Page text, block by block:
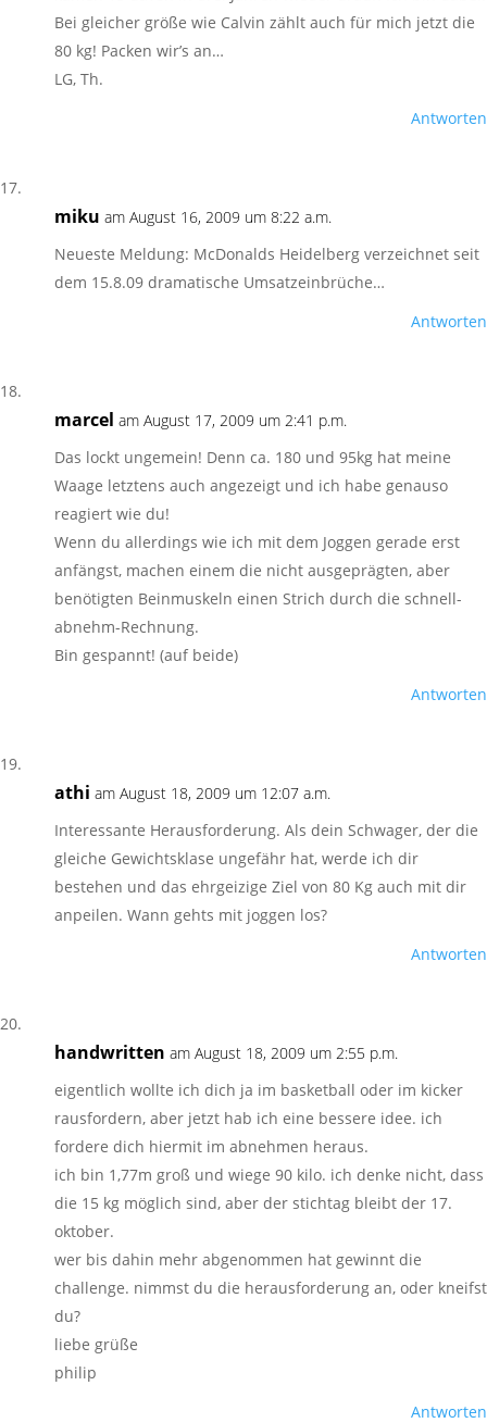
Bei gleicher größe wie Calvin zählt auch für mich jetzt die
80 kg! Packen wir’s an…
LG, Th.
Antworten
miku am August 16, 2009 um 8:22 a.m.
Neueste Meldung: McDonalds Heidelberg verzeichnet seit
dem 15.8.09 dramatische Umsatzeinbrüche…
Antworten
marcel am August 17, 2009 um 2:41 p.m.
Das lockt ungemein! Denn ca. 180 und 95kg hat meine
Waage letztens auch angezeigt und ich habe genauso
reagiert wie du!
Wenn du allerdings wie ich mit dem Joggen gerade erst
anfängst, machen einem die nicht ausgeprägten, aber
benötigten Beinmuskeln einen Strich durch die schnell-
abnehm-Rechnung.
Bin gespannt! (auf beide)
Antworten
athi am August 18, 2009 um 12:07 a.m.
Interessante Herausforderung. Als dein Schwager, der die
gleiche Gewichtsklase ungefähr hat, werde ich dir
bestehen und das ehrgeizige Ziel von 80 Kg auch mit dir
anpeilen. Wann gehts mit joggen los?
Antworten
handwritten am August 18, 2009 um 2:55 p.m.
eigentlich wollte ich dich ja im basketball oder im kicker
rausfordern, aber jetzt hab ich eine bessere idee. ich
fordere dich hiermit im abnehmen heraus.
ich bin 1,77m groß und wiege 90 kilo. ich denke nicht, dass
die 15 kg möglich sind, aber der stichtag bleibt der 17.
oktober.
wer bis dahin mehr abgenommen hat gewinnt die
challenge. nimmst du die herausforderung an, oder kneifst
du?
liebe grüße
philip
Antworten